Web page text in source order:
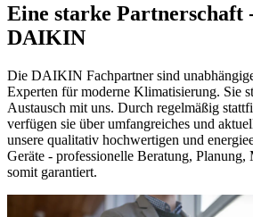
Eine starke Partnerschaft
DAIKIN
Die DAIKIN Fachpartner sind
Experten für moderne Klimatisierung. Sie
Austausch mit uns. Durch regelmäßig
verfügen sie über umfangreiches und
unsere qualitativ hochwertigen und
Geräte - professionelle Beratung, Planung,
somit garantiert.